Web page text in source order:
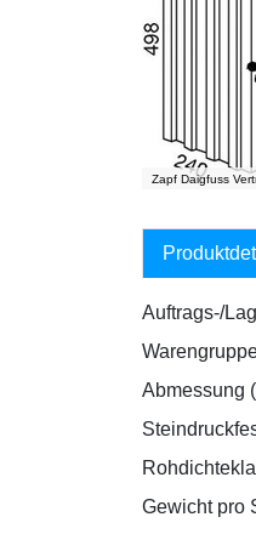
Zapf Daigfuss
Auftrags-/
Abmessung
Gewicht pro